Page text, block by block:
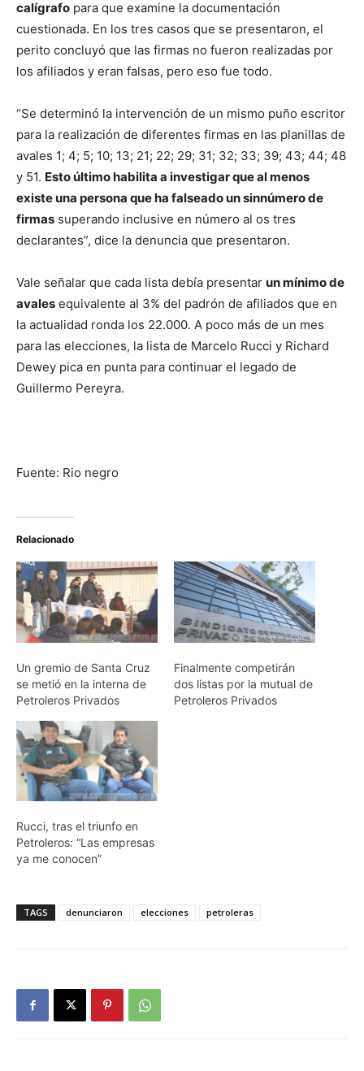
calígrafo para que examine la documentación
cuestionada. En los tres casos que se presentaron, el
perito concluyó que las firmas no fueron realizadas por
los afiliados y eran falsas, pero eso fue todo.
“Se determinó la intervención de un mismo puño escritor
para la realización de diferentes firmas en las planillas de
avales 1; 4; 5; 10; 13; 21; 22; 29; 31; 32; 33; 39; 43; 44; 48
y 51. Esto último habilita a investigar que al menos
existe una persona que ha falseado un sinnúmero de
firmas superando inclusive en número al os tres
declarantes”, dice la denuncia que presentaron.
Vale señalar que cada lista debía presentar un mínimo de
avales equivalente al 3% del padrón de afiliados que en
la actualidad ronda los 22.000. A poco más de un mes
para las elecciones, la lista de Marcelo Rucci y Richard
Dewey pica en punta para continuar el legado de
Guillermo Pereyra.
Fuente: Rio negro
Relacionado
Un gremio de Santa Cruz
se metió en la interna de
Petroleros Privados
Finalmente competirán
dos listas por la mutual de
Petroleros Privados
Rucci, tras el triunfo en
Petroleros: “Las empresas
ya me conocen”
TAGS denunciaron elecciones petroleras